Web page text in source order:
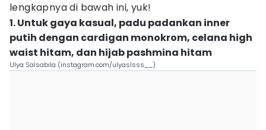
lengkapnya di bawah ini, yuk!
1. Untuk gaya kasual, padu padankan inner
putih dengan cardigan monokrom, celana high
waist hitam, dan hijab pashmina hitam
Ulya Salsabila (instagram.com/ulyaslsss__)